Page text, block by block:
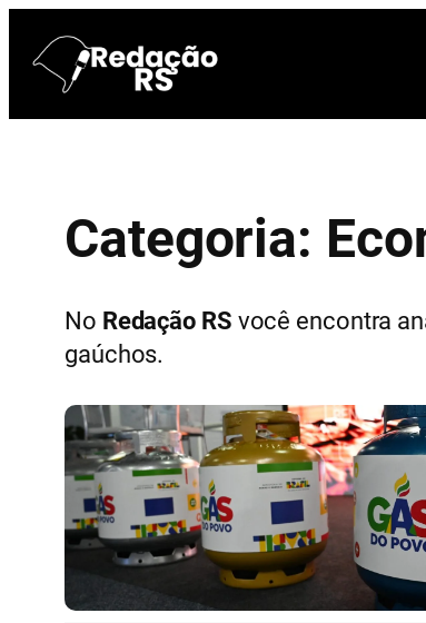
para
conteúdo
Categoria:
No Redação RS você encontra
gaúchos.